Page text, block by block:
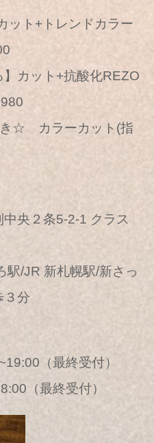
ット+トレンドカラー
】カット+抗酸化REZO
き☆ カラーカット(指
央２条5-2-1 クラス
駅/JR 新札幌駅/新さっ
３分
（最終受付）
（最終受付）